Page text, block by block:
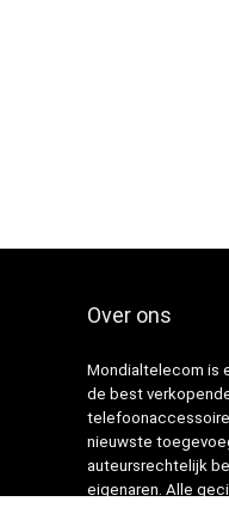
Over ons
Mondialtelecom is
de best
nieuwste
auteursrechtelijk
eigenaren. Alle